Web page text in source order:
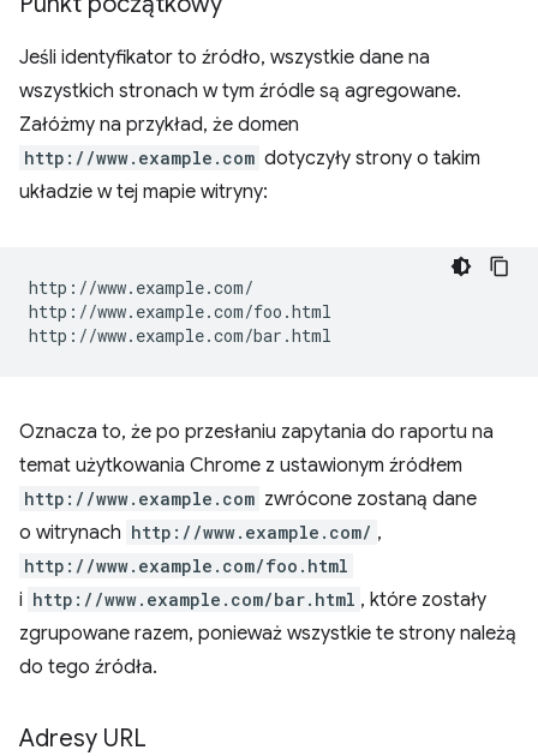
Jeśli identyfikator to źródło, wszystkie dane na
wszystkich stronach w tym źródle są agregowane.
Załóżmy na przykład, że domen
http://www.example.com dotyczyły strony o takim
układzie w tej mapie witryny:
http://www.example.com/
http://www.example.com/foo.html
Oznacza to, że po przesłaniu zapytania do raportu na
temat użytkowania Chrome z ustawionym źródłem
http://www.example.com zwrócone zostaną dane
o witrynach http://www.example.com/ ,
http://www.example.com/foo.html
i http://www.example.com/bar.html , które zostały
zgrupowane razem, ponieważ wszystkie te strony należą
do tego źródła.
Adresy URL